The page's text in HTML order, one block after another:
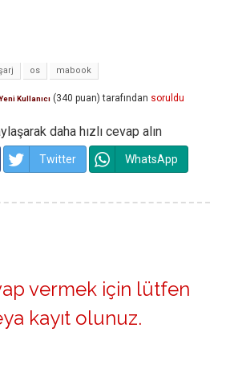
os mabook
Kullanıcı (340 puan) tarafından soruldu
daha hızlı cevap alın
Twitter WhatsApp
vermek için lütfen
kayıt olunuz.